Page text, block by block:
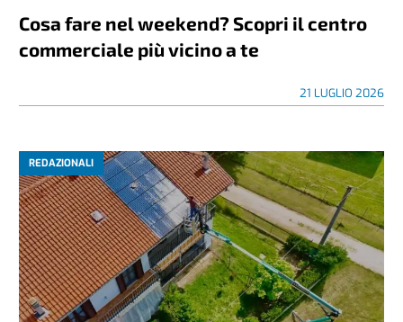
Cosa fare nel weekend? Scopri il centro
commerciale più vicino a te
21 LUGLIO 2026
REDAZIONALI